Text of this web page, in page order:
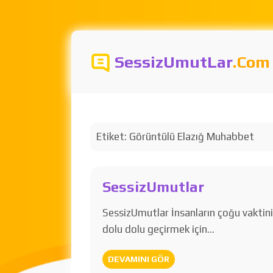
SessizUmutLar.Com
Etiket: Görüntülü Elazığ Muhabbet
SessizUmutlar
SessizUmutlar İnsanların çoğu vaktini
dolu dolu geçirmek için…
DEVAMINI GÖR